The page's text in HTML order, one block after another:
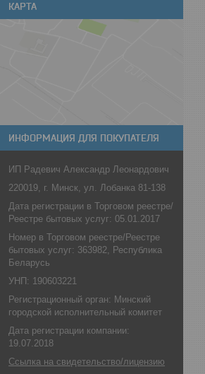
КАРТА
ИНФОРМАЦИЯ ДЛЯ ПОКУПАТЕЛЯ
ИП Радевич Александр Леонардович
220019, г. Минск, ул. Лобанка 81-138
Дата регистрации в Торговом реестре/
Реестре бытовых услуг: 05.01.2017
Номер в Торговом реестре/Реестре
бытовых услуг: 363982, Республика
Беларусь
УНП: 190603221
Регистрационный орган: Минский
городской исполнительный комитет
Дата регистрации компании:
19.07.2018
Ссылка на свидетельство/лицензию